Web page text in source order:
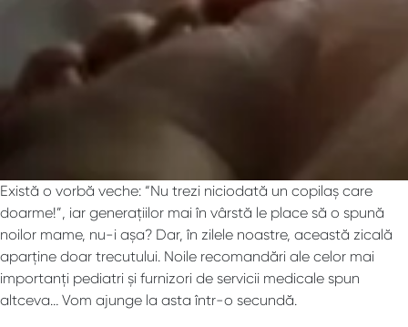
Există o vorbă veche: “Nu trezi niciodată un copilaș care
doarme!”, iar generațiilor mai în vârstă le place să o spună
noilor mame, nu-i așa? Dar, în zilele noastre, această zicală
aparține doar trecutului. Noile recomandări ale celor mai
importanți pediatri și furnizori de servicii medicale spun
altceva… Vom ajunge la asta într-o secundă.